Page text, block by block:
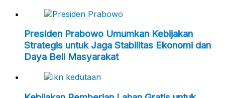
Presiden Prabowo Umumkan Kebijakan
Strategis untuk Jaga Stabilitas Ekonomi dan
Daya Beli Masyarakat